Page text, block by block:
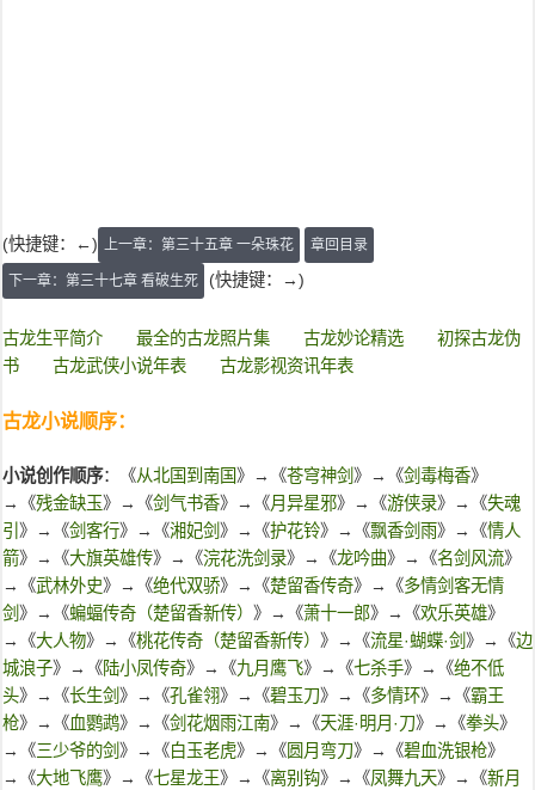
(快捷键：←) 上一章：第三十五章 一朵珠花 章回目录
下一章：第三十七章 看破生死 (快捷键：→)
古龙生平简介 最全的古龙照片集 古龙妙论精选
初探古龙伪
书
古龙武侠小说年表 古龙影视资讯年表
古龙小说顺序：
小说创作顺序：《从北国到南国》→《苍穹神剑 》→《剑毒梅香》
→《残金缺玉》→《剑气书香》→《月异星邪》→《游侠录》→《失魂
引 》→《剑客行》→《湘妃剑 》→《护花铃》→《飘香剑雨》→《情人
箭》→《大旗英雄传》→《浣花洗剑录》→《龙吟曲》→《名剑风流》
→《武林外史》→《绝代双骄》→《楚留香传奇》→《多情剑客无情
剑 》→《蝙蝠传奇（楚留香新传） 》→《萧十一郎》→《欢乐英雄》
→《大人物》→《桃花传奇（楚留香新传） 》→《流星·蝴蝶·剑 》→《边
城浪子》→《陆小凤传奇》→《九月鹰飞》→《七杀手》→《绝不低
头》→《长生剑 》→《孔雀翎》→《碧玉刀》→《多情环》→《霸王
枪》→《血鹦鹉》→《剑花烟雨江南》→《天涯·明月·刀》→《拳头》
→《三少爷的剑 》→《白玉老虎》→《 圆月弯刀》→《碧血洗银枪》
→《大地飞鹰》→《七星龙王》→《离别钩》→《凤舞九天》→《新月